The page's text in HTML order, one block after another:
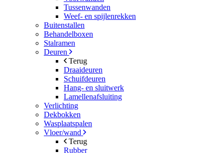
Tussenwanden
Weef- en spijlenrekken
Buitenstallen
Behandelboxen
Stalramen
Deuren
Terug
Draaideuren
Schuifdeuren
Hang- en sluitwerk
Lamellenafsluiting
Verlichting
Dekbokken
Wasplaatspalen
Vloer/wand
Terug
Rubber